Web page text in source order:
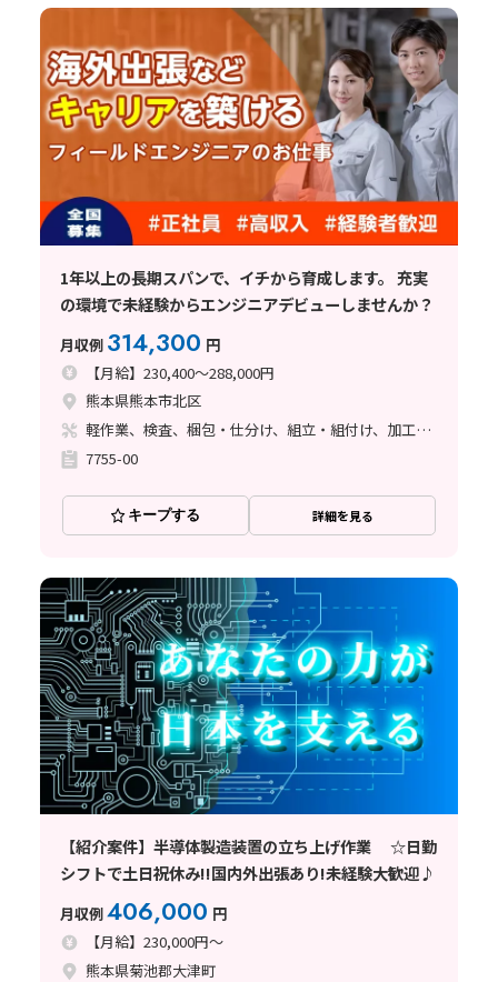
1年以上の長期スパンで、イチから育成します。 充実
の環境で未経験からエンジニアデビューしませんか？
月収例 314,300 円
【月給】230,400～288,000円
熊本県熊本市北区
軽作業、検査、梱包・仕分け、組立・組付け、加工、マシンオペレーター、クリーンルーム、清掃・洗浄、メンテナンス・保全、フォークリフト、座り作業、玉掛け・クレーン、ライン作業、ハンダ付け、鋳造・鍛造、立ち作業、溶接、その他
7755-00
キープする 詳細を見る
【紹介案件】半導体製造装置の立ち上げ作業 ☆日勤
シフトで土日祝休み!!国内外出張あり!未経験大歓迎♪
月収例406,000 円
【月給】230,000円～
熊本県菊池郡大津町